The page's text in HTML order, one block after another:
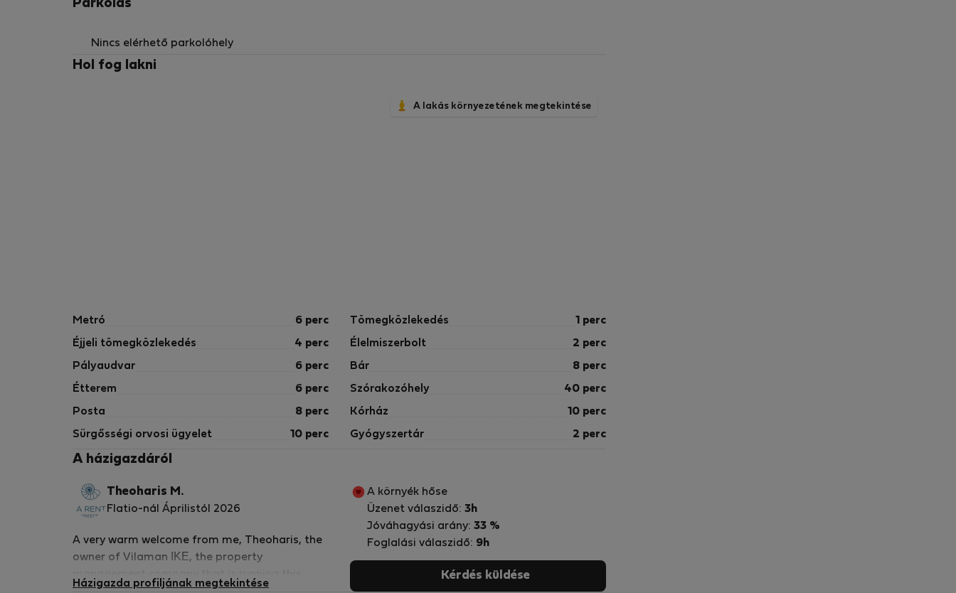
Parkolás
Nincs elérhető parkolóhely
Hol fog lakni
A lakás környezetének megtekintése
Metró 6 perc Tömegközlekedés 1 perc
Éjjeli tömegközlekedés 4 perc Élelmiszerbolt 2 perc
Pályaudvar 6 perc Bár 8 perc
Étterem 6 perc Szórakozóhely 40 perc
Posta 8 perc Kórház 10 perc
Sürgősségi orvosi ügyelet 10 perc Gyógyszertár 2 perc
A házigazdáról
Theoharis M.
Flatio-nál Áprilistól 2026
A very warm welcome from me, Theoharis, the
owner of Vilaman ΙΚΕ, the property
Házigazda profiljának megtekintése
A környék hőse
Üzenet válaszidő: 3h
Jóváhagyási arány: 33 %
Foglalási válaszidő: 9h
Kérdés küldése